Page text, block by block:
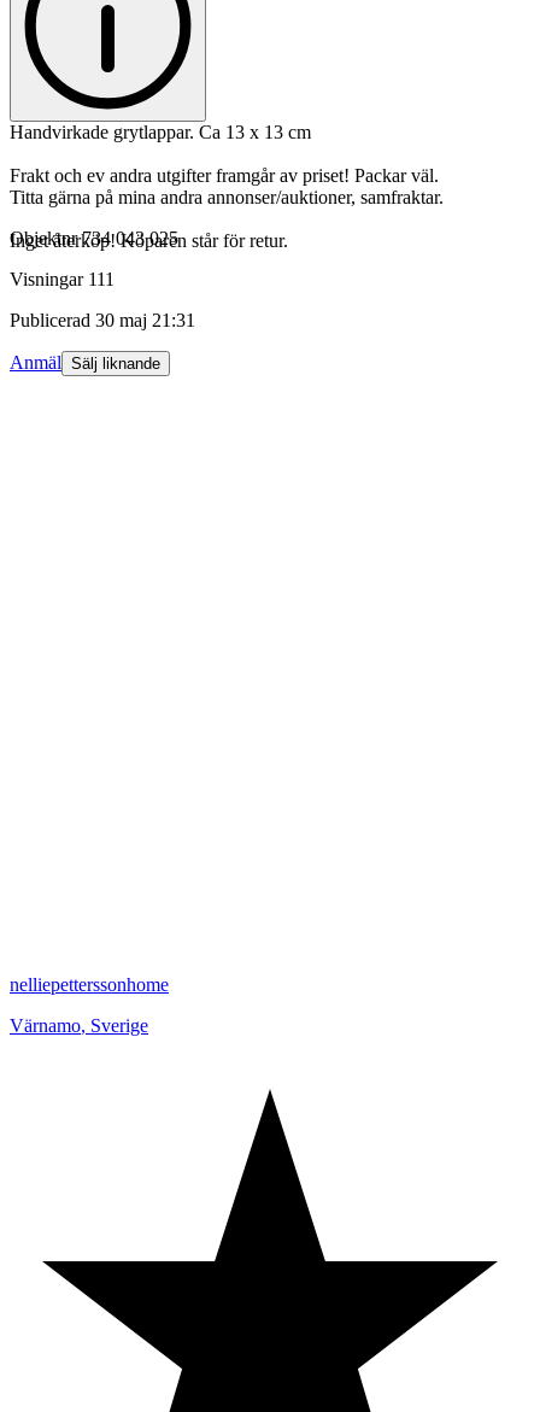
Handvirkade grytlappar. Ca 13 x 13 cm
Frakt och ev andra utgifter framgår av priset! Packar väl.
Titta gärna på mina andra annonser/auktioner, samfraktar.
Inget återköp! Köparen står för retur.
Objektnr 734 043 025
Visningar 111
Publicerad 30 maj 21:31
Anmäl Sälj liknande
nelliepetterssonhome
Värnamo, Sverige